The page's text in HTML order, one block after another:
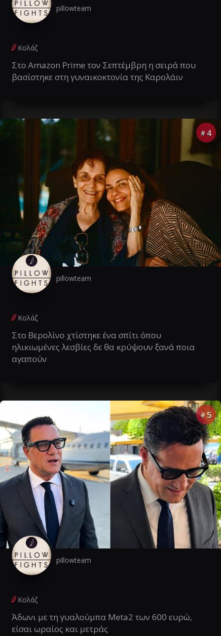
pillowteam
Κολάζ
Στο Amazon Prime τον Σεπτέμβρη η σειρά που
βασίστηκε στη γυναικοκτονία της Καρολάιν
# 4
pillowteam
Κολάζ
Στο Βερολίνο χτίστηκε ένα σπίτι όπου
ηλικιωμένες λεσβίες δε θα κρύψουν ξανά ποια
αγαπούν
# 5
pillowteam
Κολάζ
Άδωνι με τη γυαλούμπα Meta2 των 600 ευρώ,
είσαι ωραίος και μετράς